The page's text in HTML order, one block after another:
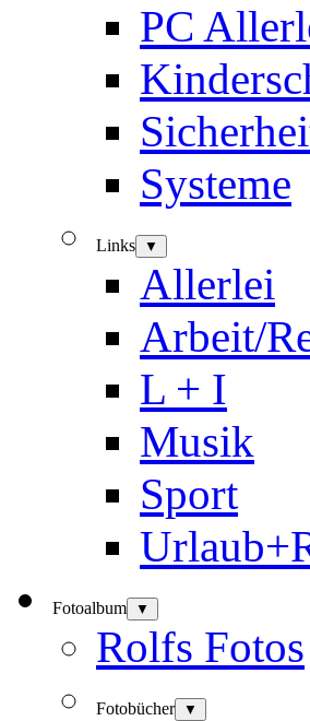
PC
Systeme
Links ▼
Allerlei
Arbeit/
L + I
Musik
Sport
Fotoalbum ▼
Rolfs Fotos
Fotobücher ▼